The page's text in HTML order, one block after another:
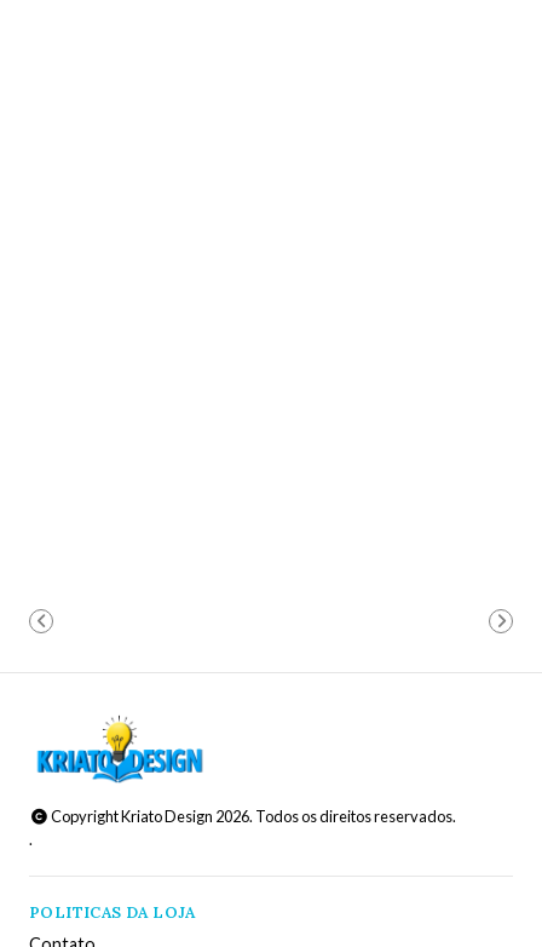
Copyright Kriato Design 2026. Todos os direitos reservados.
.
POLITICAS DA LOJA